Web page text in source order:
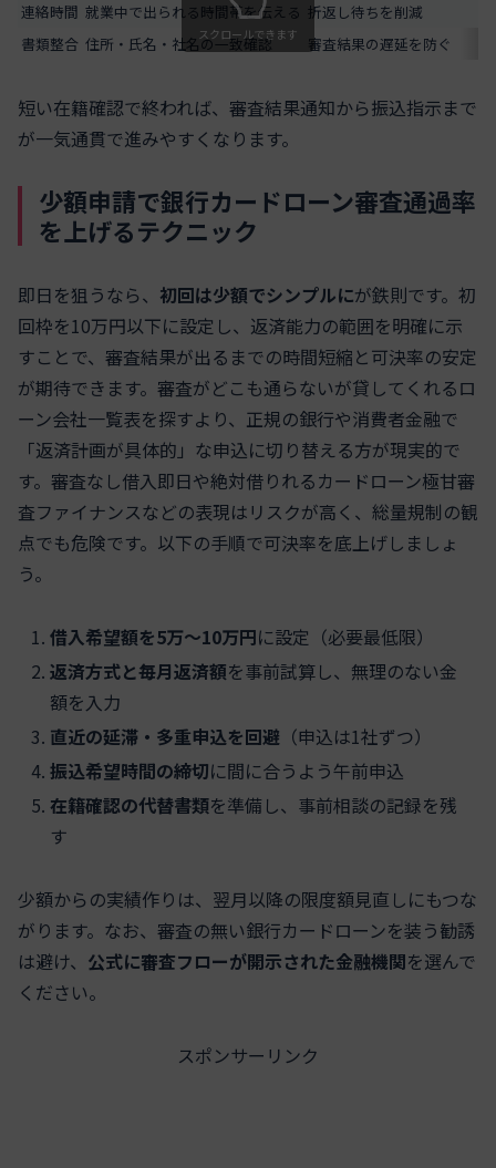
連絡時間 就業中で出られる時間帯を伝える 折返し待ちを削減
書類整合 住所・氏名・社名の一致確認 審査結果の遅延を防ぐ
スクロールできます
短い在籍確認で終われば、審査結果通知から振込指示まで
が一気通貫で進みやすくなります。
少額申請で銀行カードローン審査通過率
を上げるテクニック
即日を狙うなら、 初回は少額でシンプルにが鉄則です。初
回枠を10万円以下に設定し、返済能力の範囲を明確に示
すことで、審査結果が出るまでの時間短縮と可決率の安定
が期待できます。審査がどこも通らないが貸してくれるロ
ーン会社一覧表を探すより、正規の銀行や消費者金融で
「返済計画が具体的」な申込に切り替える方が現実的で
す。審査なし借入即日や絶対借りれるカードローン極甘審
査ファイナンスなどの表現はリスクが高く、総量規制の観
点でも危険です。以下の手順で可決率を底上げしましょ
う。
借入希望額を5万〜10万円に設定（必要最低限）
返済方式と毎月返済額を事前試算し、無理のない金
額を入力
直近の延滞・多重申込を回避 （申込は1社ずつ）
振込希望時間の締切に間に合うよう午前申込
在籍確認の代替書類を準備し、事前相談の記録を残
す
少額からの実績作りは、翌月以降の限度額見直しにもつな
がります。なお、審査の無い銀行カードローンを装う勧誘
は避け、 公式に審査フローが開示された金融機関を選んで
ください。
スポンサーリンク